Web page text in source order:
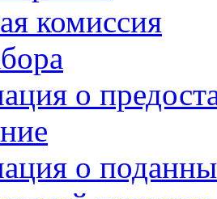
комиссия
о
о